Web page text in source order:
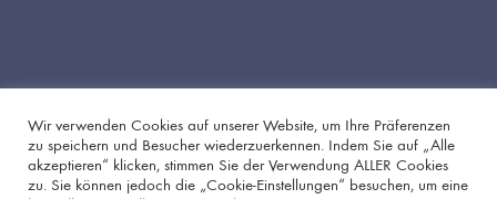
FacebookInstagram
Wir verwenden Cookies auf unserer Website, um Ihre Präferenzen
zu speichern und Besucher wiederzuerkennen. Indem Sie auf „Alle
akzeptieren“ klicken, stimmen Sie der Verwendung ALLER Cookies
zu. Sie können jedoch die „Cookie-Einstellungen“ besuchen, um eine